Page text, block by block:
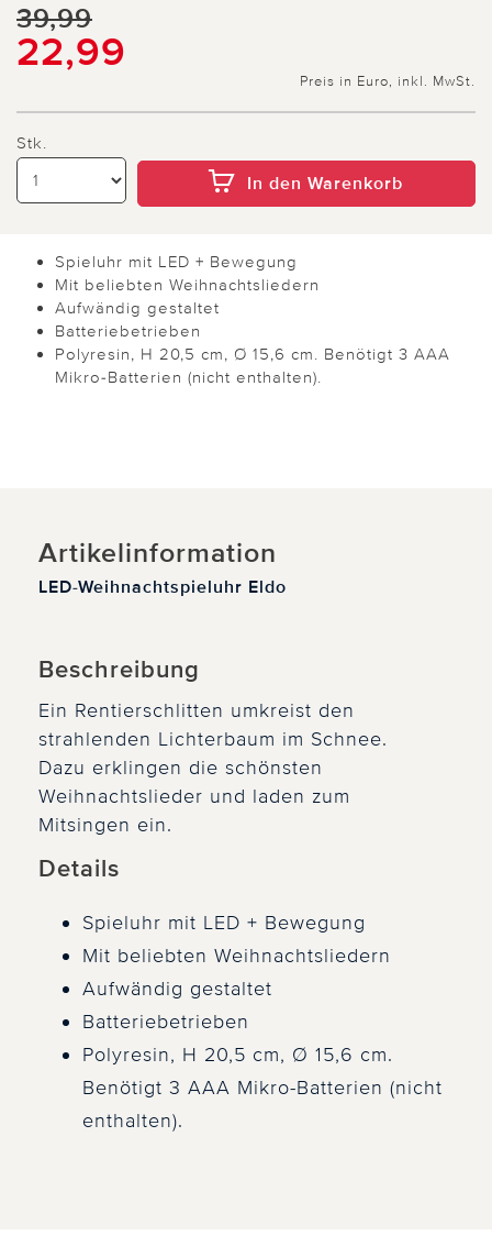
39,99
22,99
Preis in Euro, inkl. MwSt.
Stk.
In den Warenkorb
Spieluhr mit LED + Bewegung
Mit beliebten Weihnachtsliedern
Aufwändig gestaltet
Batteriebetrieben
Polyresin, H 20,5 cm, Ø 15,6 cm. Benötigt 3 AAA
Mikro-Batterien (nicht enthalten).
Artikelinformation
LED-Weihnachtspieluhr Eldo
Beschreibung
Ein Rentierschlitten umkreist den
strahlenden Lichterbaum im Schnee.
Dazu erklingen die schönsten
Weihnachtslieder und laden zum
Mitsingen ein.
Details
Spieluhr mit LED + Bewegung
Mit beliebten Weihnachtsliedern
Aufwändig gestaltet
Batteriebetrieben
Polyresin, H 20,5 cm, Ø 15,6 cm.
Benötigt 3 AAA Mikro-Batterien (nicht
enthalten).